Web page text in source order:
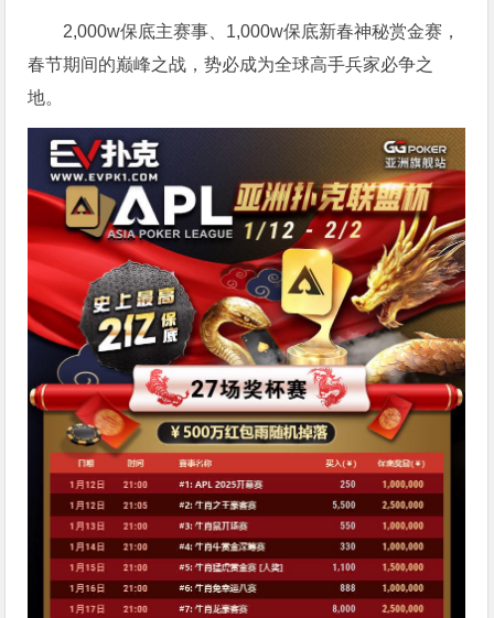
2,000w保底主赛事、1,000w保底新春神秘赏金赛，
春节期间的巅峰之战，势必成为全球高手兵家必争之
地。